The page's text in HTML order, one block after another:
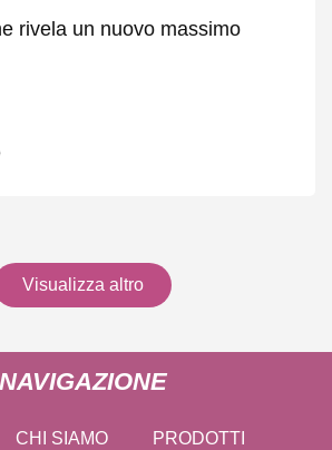
rivela un nuovo massimo
Visualizza altro
NAVIGAZIONE
CHI SIAMO PRODOTTI